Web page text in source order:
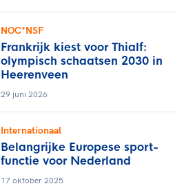
NOC*NSF
Frankrijk kiest voor Thialf:
olympisch schaatsen 2030 in
Heerenveen
29 juni 2026
Internationaal
Belangrijke Europese sport-
functie voor Nederland
17 oktober 2025